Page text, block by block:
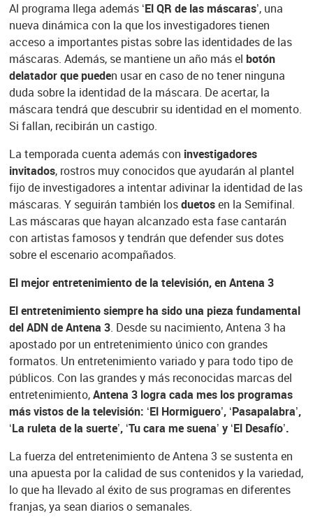
Al programa llega además ‘El QR de las máscaras’, una
nueva dinámica con la que los investigadores tienen
acceso a importantes pistas sobre las identidades de las
máscaras. Además, se mantiene un año más el botón
delatador que pueden usar en caso de no tener ninguna
duda sobre la identidad de la máscara. De acertar, la
máscara tendrá que descubrir su identidad en el momento.
Si fallan, recibirán un castigo.
La temporada cuenta además con investigadores
invitados, rostros muy conocidos que ayudarán al plantel
fijo de investigadores a intentar adivinar la identidad de las
máscaras. Y seguirán también losduetosen la Semifinal.
Las máscaras que hayan alcanzado esta fase cantarán
con artistas famosos y tendrán que defender sus dotes
sobre el escenario acompañados.
El mejor entretenimiento de la televisión, en Antena 3
El entretenimiento siempre ha sido una pieza fundamental
del ADN de Antena 3. Desde su nacimiento, Antena 3 ha
apostado por un entretenimiento único con grandes
formatos. Un entretenimiento variado y para todo tipo de
públicos. Con las grandes y más reconocidas marcas del
entretenimiento,Antena 3 logra cada mes los programas
más vistos de la televisión: ‘El Hormiguero’, ‘Pasapalabra’,
‘La ruleta de la suerte’, ‘Tu cara me suena’ y ‘El Desafío’.
La fuerza del entretenimiento de Antena 3 se sustenta en
una apuesta por la calidad de sus contenidos y la variedad,
lo que ha llevado al éxito de sus programas en diferentes
franjas, ya sean diarios o semanales.